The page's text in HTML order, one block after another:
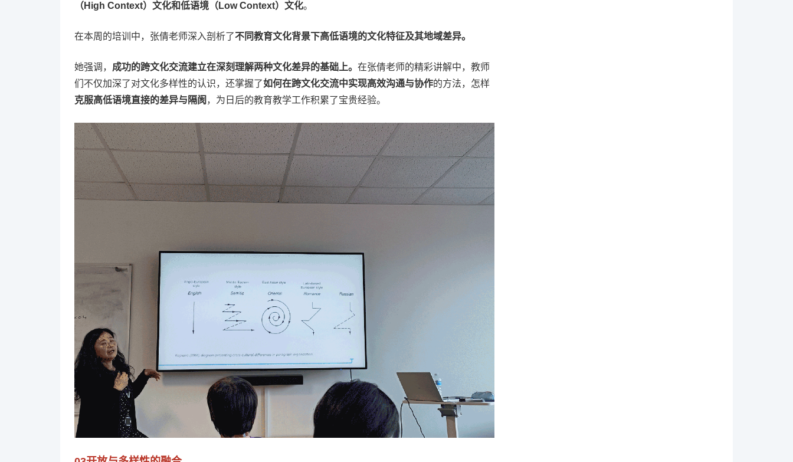
（High Context）文化和低语境（Low Context）文化。
在本周的培训中，张倩老师深入剖析了不同教育文化背景下高低语境的文化特征及其地域差异。
她强调， 成功的跨文化交流建立在深刻理解两种文化差异的基础上。 在张倩老师的精彩讲解中，教师
们不仅加深了对文化多样性的认识，还掌握了如何在跨文化交流中实现高效沟通与协作的方法，怎样
克服高低语境直接的差异与隔阂 ，为日后的教育教学工作积累了宝贵经验。